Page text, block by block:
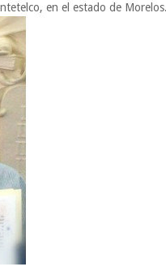
en el estado de Morelos.